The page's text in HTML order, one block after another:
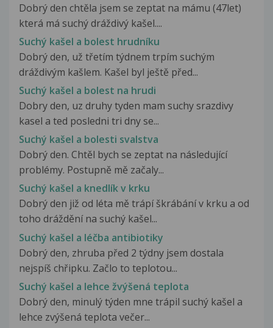
Dobrý den chtěla jsem se zeptat na mámu (47let)
která má suchý dráždivý kašel....
Suchý kašel a bolest hrudníku
Dobrý den, už třetím týdnem trpím suchým
dráždivým kašlem. Kašel byl ještě před...
Suchý kašel a bolest na hrudi
Dobry den, uz druhy tyden mam suchy srazdivy
kasel a ted posledni tri dny se...
Suchý kašel a bolesti svalstva
Dobrý den. Chtěl bych se zeptat na následující
problémy. Postupně mě začaly...
Suchý kašel a knedlík v krku
Dobrý den již od léta mě trápí škrábání v krku a od
toho dráždění na suchý kašel...
Suchý kašel a léčba antibiotiky
Dobrý den, zhruba před 2 týdny jsem dostala
nejspíš chřipku. Začlo to teplotou...
Suchý kašel a lehce žvýšená teplota
Dobrý den, minulý týden mne trápil suchý kašel a
lehce zvýšená teplota večer...